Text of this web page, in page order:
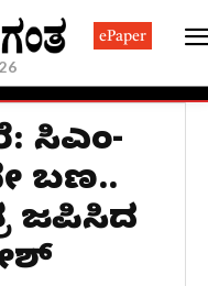
ePaper
ಸಿಎಂ-
ಬಣ..
ಜಪಿಸಿದ